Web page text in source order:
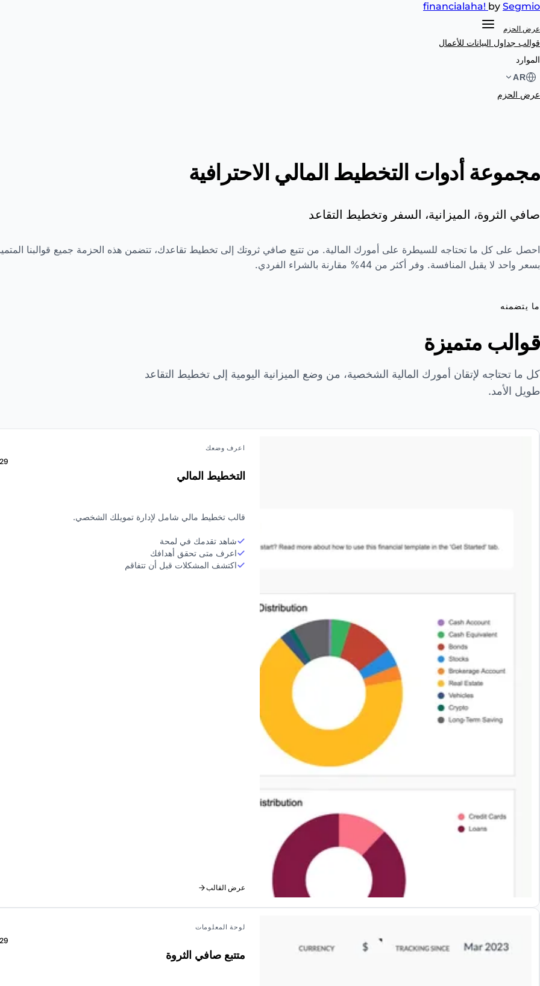
financialaha! by Segmio
عرض الحزم
قوالب جداول البيانات للأعمال
الموارد
AR
عرض الحزم
مجموعة أدوات التخطيط المالي الاحترافية
صافي الثروة، الميزانية، السفر وتخطيط التقاعد
احصل على كل ما تحتاجه للسيطرة على أمورك المالية. من تتبع صافي ثروتك إلى تخطيط تقاعدك، تتضمن هذه الحزمة جميع قوالبنا
بسعر واحد لا يقبل المنافسة. وفر أكثر من 44% مقارنة بالشراء الفردي.
ما يتضمنه
قوالب متميزة
كل ما تحتاجه لإتقان أمورك المالية الشخصية، من وضع الميزانية اليومية إلى تخطيط التقاعد
طويل الأمد.
اعرف وضعك
التخطيط المالي
قالب تخطيط مالي شامل لإدارة تمويلك الشخصي.
شاهد تقدمك في لمحة
اعرف متى تحقق أهدافك
اكتشف المشكلات قبل أن تتفاقم
عرض القالب
لوحة المعلومات
متتبع صافي الثروة